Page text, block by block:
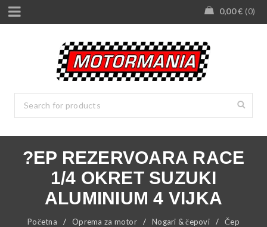
0,00€ 0
?EP REZERVOARA RACE
1/4 OKRET SUZUKI
ALUMINIUM 4 VIJKA
Početna / Oprema za motor / Nogari & čepovi /
Čep